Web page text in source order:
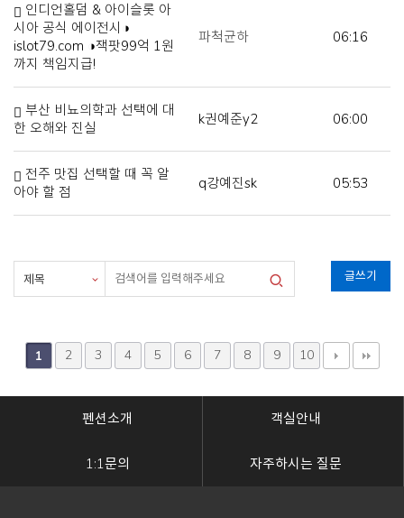
인디언홀덤 & 아이슬롯 아
시아 공식 에이전시◑
islot79.com ◑잭팟99억 1원
까지 책임지급!
파척균하 06:16
부산 비뇨의학과 선택에 대
한 오해와 진실
k권예준y2 06:00
전주 맛집 선택할 때 꼭 알
아야 할 점
q강예진sk 05:53
글쓰기
1 2 3 4 5 6 7 8 9 10
펜션소개 객실안내
1:1문의 자주하시는 질문